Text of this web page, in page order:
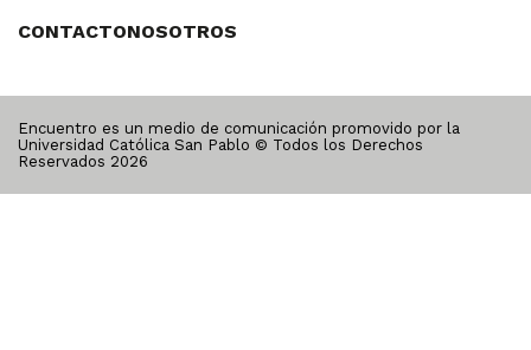
CONTACTONOSOTROS
Encuentro es un medio de comunicación promovido por la
Universidad Católica San Pablo © Todos los Derechos
Reservados 2026